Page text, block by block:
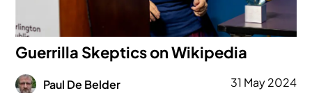
Guerrilla Skeptics on Wikipedia
Afbeelding
Paul De Belder
31 May 2024